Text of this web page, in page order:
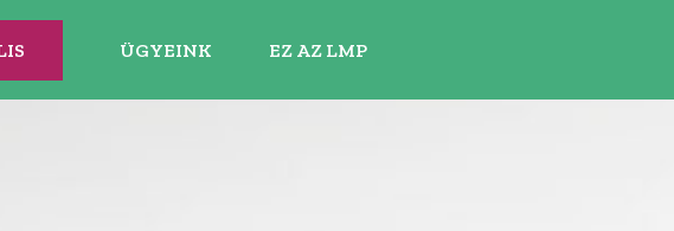
ÜGYEINK EZ AZ LMP